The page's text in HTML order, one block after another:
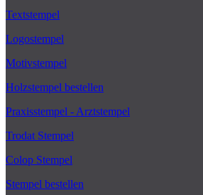
Textstempel
Logostempel
Motivstempel
Holzstempel bestellen
Praxisstempel - Arztstempel
Trodat Stempel
Colop Stempel
Stempel bestellen